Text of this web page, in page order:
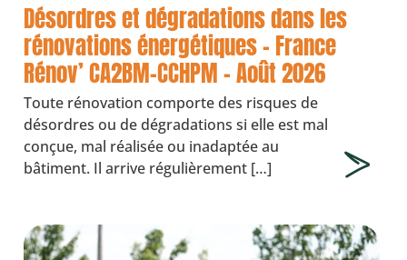
Désordres et dégradations dans les
rénovations énergétiques – France
Rénov’ CA2BM-CCHPM – Août 2026
Toute rénovation comporte des risques de
désordres ou de dégradations si elle est mal
conçue, mal réalisée ou inadaptée au
bâtiment. Il arrive régulièrement […]